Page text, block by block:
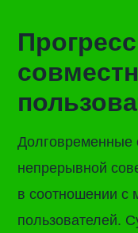
Долговременные
непрерывной
в соотношении
пользователей.